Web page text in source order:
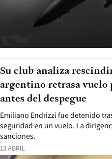
13 ABRIL
Emiliano Endrizzi fue detenido
seguridad en un vuelo. La
sanciones.
Su club analiza
argentino retrasa vuelo
antes del despegue